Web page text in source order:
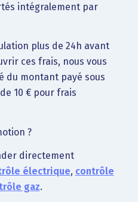
intégralement par
plus de 24h avant
ces frais, nous vous
du montant payé sous
10 € pour frais
?
directement
électrique, contrôle
gaz.